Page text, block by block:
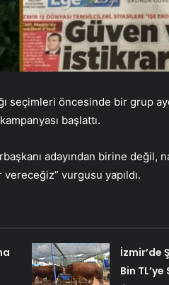
seçimleri öncesinde bir grup
başlattı.
adayından birine değil,
vurgusu yapıldı.
İzmir’de
Bin TL’ye